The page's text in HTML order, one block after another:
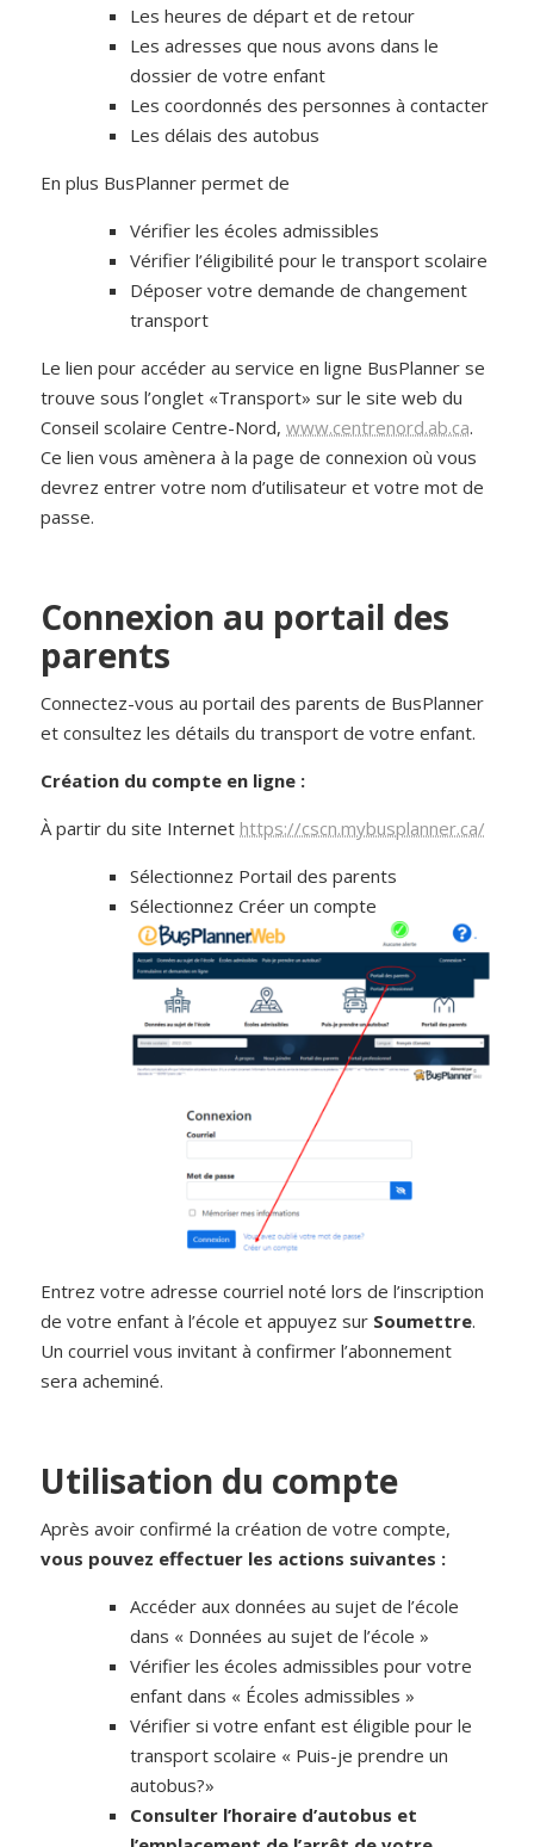
Les heures de départ et de retour
Les adresses que nous avons dans le
dossier de votre enfant
Les coordonnés des personnes à contacter
Les délais des autobus
En plus BusPlanner permet de
Vérifier les écoles admissibles
Vérifier l’éligibilité pour le transport scolaire
Déposer votre demande de changement
transport
Le lien pour accéder au service en ligne BusPlanner se
trouve sous l’onglet «Transport» sur le site web du
Conseil scolaire Centre-Nord,www.centrenord.ab.ca.
Ce lien vous amènera à la page de connexion où vous
devrez entrer votre nom d’utilisateur et votre mot de
passe.
Connexion au portail des
parents
Connectez-vous au portail des parents de BusPlanner
et consultez les détails du transport de votre enfant.
Création du compte en ligne :
À partir du site Internet https://cscn.mybusplanner.ca/
Sélectionnez Portail des parents
Sélectionnez Créer un compte
Entrez votre adresse courriel noté lors de l’inscription
de votre enfant à l’école et appuyez sur Soumettre.
Un courriel vous invitant à confirmer l’abonnement
sera acheminé.
Utilisation du compte
Après avoir confirmé la création de votre compte,
vous pouvez effectuer les actions suivantes :
Accéder aux données au sujet de l’école
dans « Données au sujet de l’école »
Vérifier les écoles admissibles pour votre
enfant dans « Écoles admissibles »
Vérifier si votre enfant est éligible pour le
transport scolaire « Puis-je prendre un
autobus?»
Consulter l’horaire d’autobus et